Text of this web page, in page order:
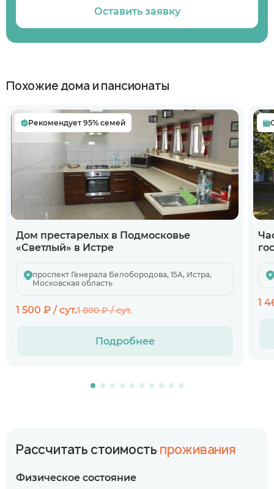
Оставить заявку
Похожие дома и пансионаты
Рекомендует 95% семей
Дом престарелых в Подмосковье
«Светлый» в Истре
проспект Генерала Белобородова, 15А, Истра,
Московская область
1 500 ₽ / сут.1 800 ₽ / сут.
Подробнее
1
Рассчитать стоимость проживания
Физическое состояние